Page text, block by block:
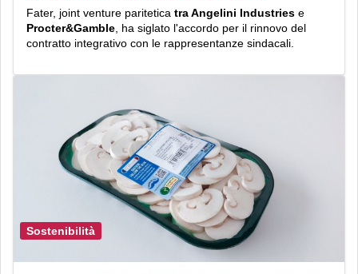
Fater, joint venture paritetica tra Angelini Industries e
Procter&Gamble , ha siglato l'accordo per il rinnovo del
contratto integrativo con le rappresentanze sindacali.
Sostenibilità